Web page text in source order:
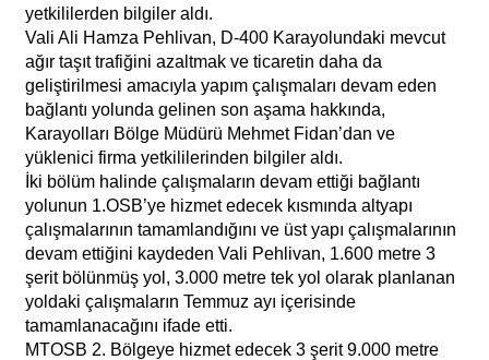
yetkililerden bilgiler aldı.
Vali Ali Hamza Pehlivan, D-400 Karayolundaki mevcut
ağır taşıt trafiğini azaltmak ve ticaretin daha da
geliştirilmesi amacıyla yapım çalışmaları devam eden
bağlantı yolunda gelinen son aşama hakkında,
Karayolları Bölge Müdürü Mehmet Fidan’dan ve
yüklenici firma yetkililerinden bilgiler aldı.
İki bölüm halinde çalışmaların devam ettiği bağlantı
yolunun 1.OSB’ye hizmet edecek kısmında altyapı
çalışmalarının tamamlandığını ve üst yapı çalışmalarının
devam ettiğini kaydeden Vali Pehlivan, 1.600 metre 3
şerit bölünmüş yol, 3.000 metre tek yol olarak planlanan
yoldaki çalışmaların Temmuz ayı içerisinde
tamamlanacağını ifade etti.
MTOSB 2. Bölgeye hizmet edecek 3 şerit 9.000 metre